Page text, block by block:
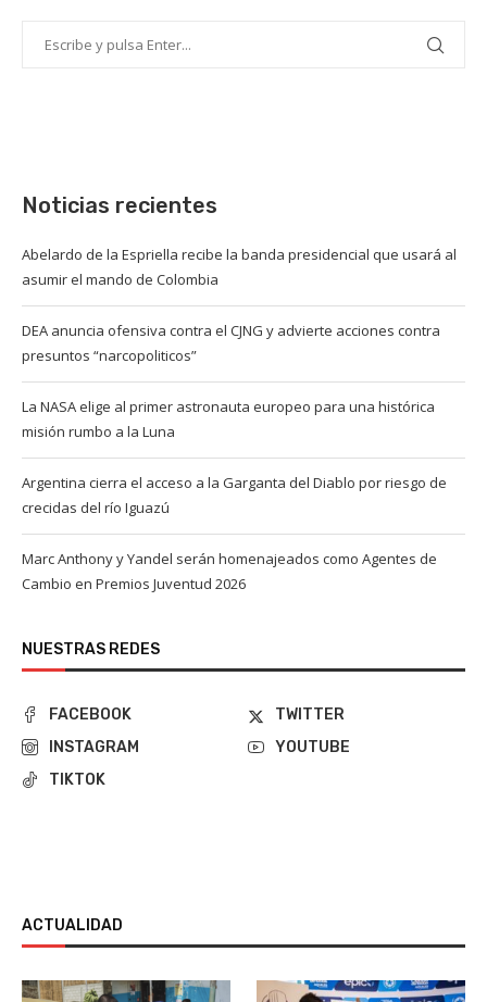
Noticias recientes
Abelardo de la Espriella recibe la banda presidencial que usará al
asumir el mando de Colombia
DEA anuncia ofensiva contra el CJNG y advierte acciones contra
presuntos “narcopoliticos”
La NASA elige al primer astronauta europeo para una histórica
misión rumbo a la Luna
Argentina cierra el acceso a la Garganta del Diablo por riesgo de
crecidas del río Iguazú
Marc Anthony y Yandel serán homenajeados como Agentes de
Cambio en Premios Juventud 2026
NUESTRAS REDES
FACEBOOK
TWITTER
INSTAGRAM
YOUTUBE
TIKTOK
ACTUALIDAD